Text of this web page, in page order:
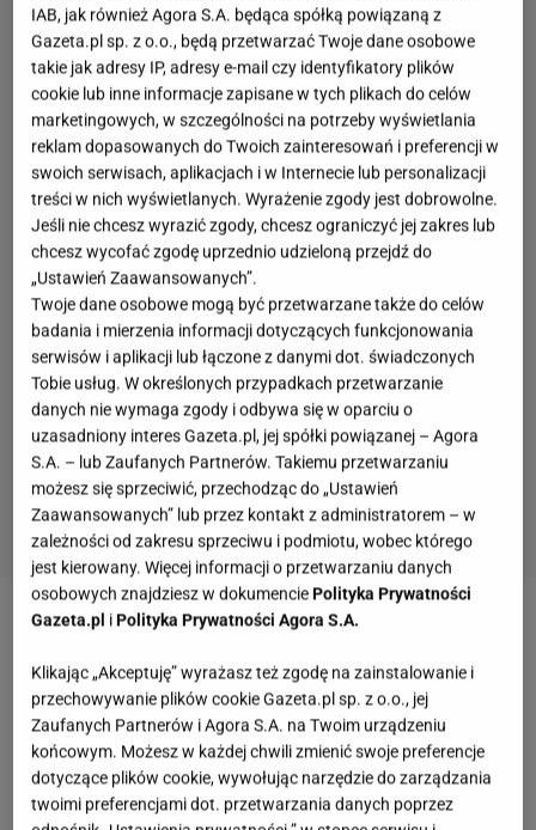
Miłość silniejsza niż cokolwiek
Jeśli do głowy przyszła wamMeghan Markle
porzućcie to porównanie. Wallis naprawdę była
skandalistką. Nie ukrywała, że kocha romanse, jej
bezczelność i tupet były słynne, a w listach do
IAB, jak również Agora S.A. będąca spółką powiązaną z
Gazeta.pl sp. z o.o., będą przetwarzać Twoje dane osobowe
takie jak adresy IP, adresy e-mail czy identyfikatory plików
cookie lub inne informacje zapisane w tych plikach do celów
marketingowych, w szczególności na potrzeby wyświetlania
reklam dopasowanych do Twoich zainteresowań i preferencji w
swoich serwisach, aplikacjach i w Internecie lub personalizacji
treści w nich wyświetlanych. Wyrażenie zgody jest dobrowolne.
Jeśli nie chcesz wyrazić zgody, chcesz ograniczyć jej zakres lub
chcesz wycofać zgodę uprzednio udzieloną przejdź do
„Ustawień Zaawansowanych”.
Twoje dane osobowe mogą być przetwarzane także do celów
badania i mierzenia informacji dotyczących funkcjonowania
serwisów i aplikacji lub łączone z danymi dot. świadczonych
Tobie usług. W określonych przypadkach przetwarzanie
danych nie wymaga zgody i odbywa się w oparciu o
uzasadniony interes Gazeta.pl, jej spółki powiązanej – Agora
S.A. – lub Zaufanych Partnerów. Takiemu przetwarzaniu
możesz się sprzeciwić, przechodząc do „Ustawień
Zaawansowanych” lub przez kontakt z administratorem – w
zależności od zakresu sprzeciwu i podmiotu, wobec którego
jest kierowany. Więcej informacji o przetwarzaniu danych
osobowych znajdziesz w dokumencie Polityka Prywatności
Gazeta.pl i Polityka Prywatności Agora S.A.
Klikając „Akceptuję” wyrażasz też zgodę na zainstalowanie i
przechowywanie plików cookie Gazeta.pl sp. z o.o., jej
Zaufanych Partnerów i Agora S.A. na Twoim urządzeniu
końcowym. Możesz w każdej chwili zmienić swoje preferencje
dotyczące plików cookie, wywołując narzędzie do zarządzania
twoimi preferencjami dot. przetwarzania danych poprzez